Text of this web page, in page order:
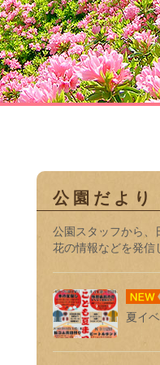
公園だより
公園スタッフから、
花の情報などを発信
夏イ